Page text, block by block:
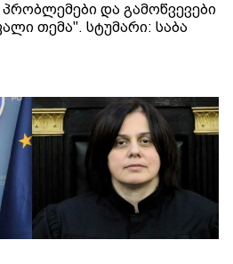
და გამოწვევები
თემა". სტუმარი: საბა